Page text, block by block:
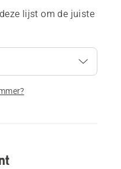
lijst om de juiste